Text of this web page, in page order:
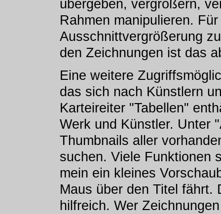
übergeben, vergrößern,
Rahmen manipulieren.
Ausschnittvergrößerung
den Zeichnungen ist das
Eine weitere
das sich nach Künstlern
Karteireiter "Tabellen"
Werk und Künstler. Unter
Thumbnails aller
suchen. Viele Funktionen
mein ein kleines
Maus über den Titel fährt.
hilfreich. Wer